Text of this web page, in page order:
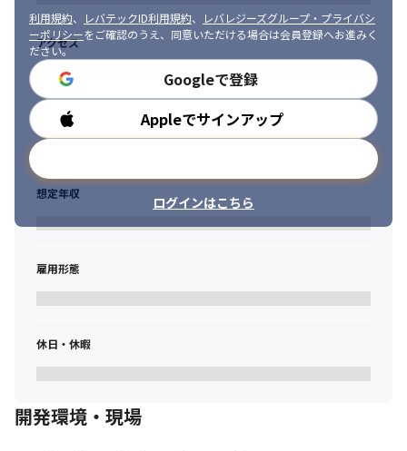
エージェント1名で100人単位のエンジニアの担当をする会社も有
りますが、
リゾームは現在エンジニア40名に対し、エージェントは4名。
営業1名あたりエンジニア10名という手厚い体制と、
エージェント同士でも自分の担当エンジニアの相談を行いフォロ
ーし合うなど
『部署全体でエンジニアのキャリアを叶えて売上を達成しよ
う！』と言う文化があり、
ミスマッチのない案件調達と、迅速な単価交渉・単価アップ打診
が可能です
・ご自身で意識的に年収UPやキャリアUPを進めていかれたい方
・モダン技術に強み or 興味があり、さらなるスキルアップをされ
たい方
利用規約、 レバテックID利用規約、
レバレジーズグループ・プライバシ
ーポリシーをご確認のうえ、同意いただける場合は会員登録へお進みく
ださい。
Googleで登録
Appleでサインアップ
ログインはこちら
アクセス
勤務時間
想定年収
雇用形態
休日・休暇
開発環境・現場